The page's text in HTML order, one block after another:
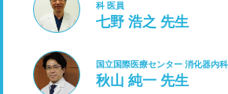
科 医員
七野 浩之 先生
国立国際医療センター 消化器内
秋山 純一 先生